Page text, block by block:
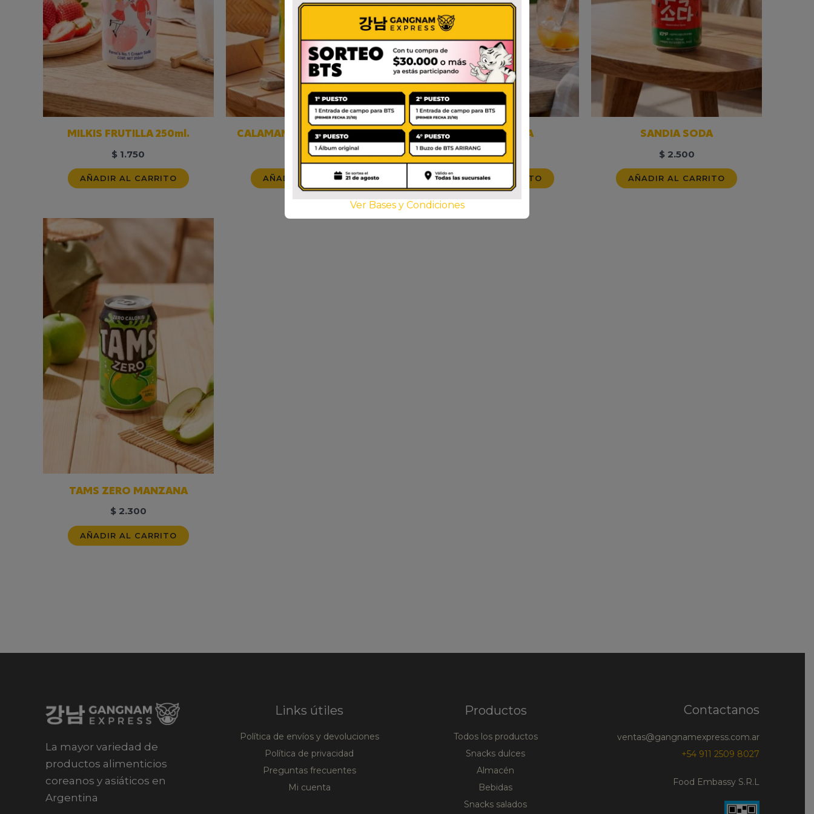
MILKIS FRUTILLA 250ml.
$ 1.750
AÑADIR AL CARRITO
CALAMANSI SODA (CITRICO)
2.500
AÑADIR AL CARRITO
TAMS NARANJA
$2.000
AÑADIR AL CARRITO
SANDIA SODA
$2.500
AÑADIR AL CARRITO
TAMS ZERO MANZANA
$2.300
AÑADIR AL CARRITO
La mayor variedad de
productos alimenticios
coreanos y asiáticos en
Argentina
Links útiles
Política de envíos y devoluciones
Política de privacidad
Preguntas frecuentes
Mi cuenta
Productos
Todos los productos
Snacks dulces
Almacén
Bebidas
Snacks salados
Contactanos
ventas@gangnamexpress.com.ar
+54 911 2509 8027
Food Embassy S.R.L
Ver Bases y Condiciones